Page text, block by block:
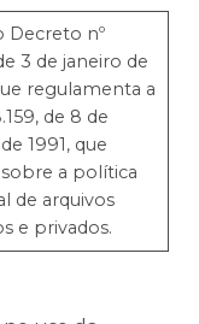
Decreto nº
3 de janeiro de
regulamenta a
de 8 de
1991, que
a política
de arquivos
e privados.